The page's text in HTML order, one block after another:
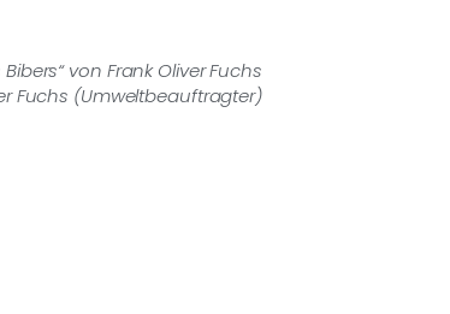
von Frank Oliver Fuchs
Fuchs (Umweltbeauftragter)